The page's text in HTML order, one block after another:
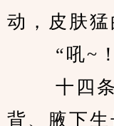
动，皮肤猛
“吼~
背、腋下